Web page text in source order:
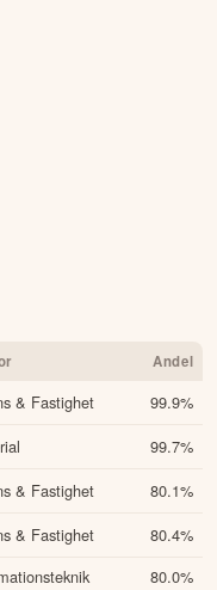
Andel
& Fastighet 99.9%
99.7%
& Fastighet 80.1%
& Fastighet 80.4%
80.0%